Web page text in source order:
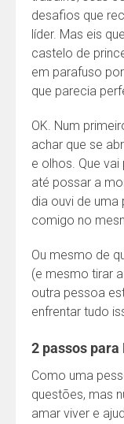
desafios que
líder. Mas eis
castelo de
em parafuso
que parecia
OK. Num
achar que se
e olhos. Que
até possar a
dia ouvi de
comigo no
Ou mesmo de
(e mesmo tirar
outra pessoa
enfrentar tudo
2 passos
Como uma
questões, mas
amar viver e